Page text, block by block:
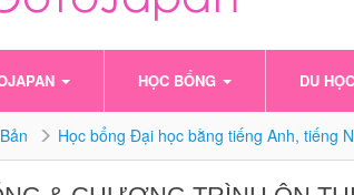
HỌC BỔNG DU
Học bổng Đại học bằng tiếng Anh, tiếng